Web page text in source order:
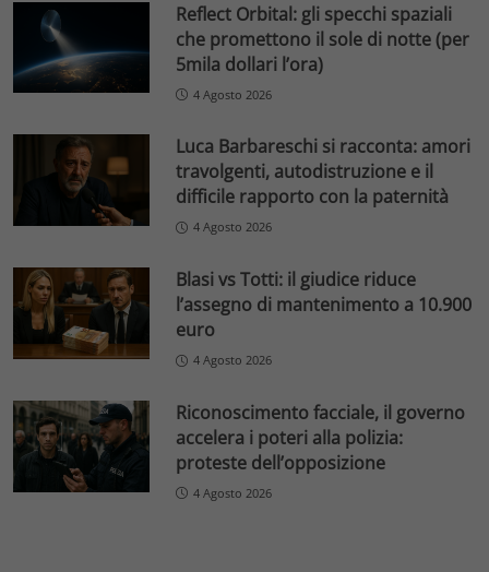
Reflect Orbital: gli specchi spaziali
che promettono il sole di notte (per
5mila dollari l’ora)
4 Agosto 2026
Luca Barbareschi si racconta: amori
travolgenti, autodistruzione e il
difficile rapporto con la paternità
4 Agosto 2026
Blasi vs Totti: il giudice riduce
l’assegno di mantenimento a 10.900
euro
4 Agosto 2026
Riconoscimento facciale, il governo
accelera i poteri alla polizia:
proteste dell’opposizione
4 Agosto 2026